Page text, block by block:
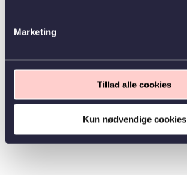
Marketing
Tillad alle cookies
Kun nødvendige cookies